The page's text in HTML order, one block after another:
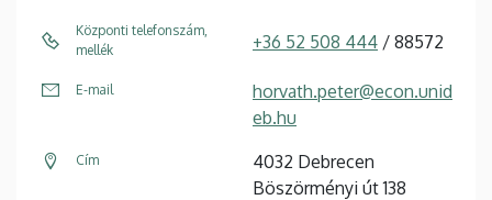
Központi telefonszám,
mellék
+36 52 508 444 / 88572
E-mail
horvath.peter@econ.unid
eb.hu
Cím
4032 Debrecen
Böszörményi út 138